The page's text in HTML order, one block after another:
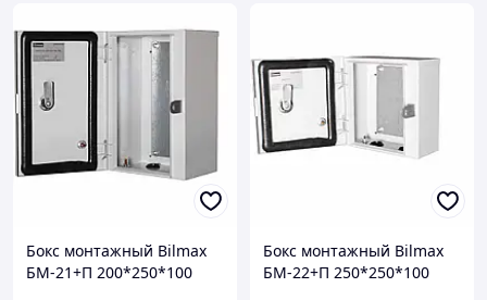
Бокс монтажный Bilmax
БМ-21+П 200*250*100
Бокс монтажный Bilmax
БМ-22+П 250*250*100